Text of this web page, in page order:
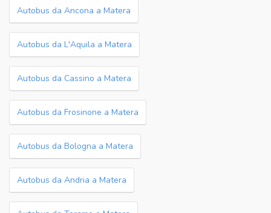
Autobus da Ancona a Matera
Autobus da L'Aquila a Matera
Autobus da Cassino a Matera
Autobus da Frosinone a Matera
Autobus da Bologna a Matera
Autobus da Andria a Matera